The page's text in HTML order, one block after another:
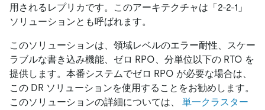
用されるレプリカです。このアーキテクチャは「2-2-1」
ソリューションとも呼ばれます。
このソリューションは、領域レベルのエラー耐性、スケー
ラブルな書き込み機能、ゼロ RPO、分単位以下の RTO を
提供します。本番システムでゼロ RPO が必要な場合は、
この DR ソリューションを使用することをお勧めします。
このソリューションの詳細については、 単一クラスター